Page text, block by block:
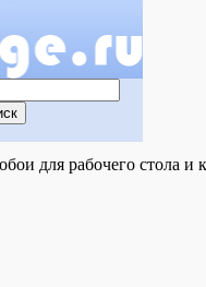
для рабочего стола и